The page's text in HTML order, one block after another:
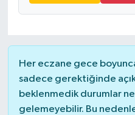
Her eczane gece
sadece gerektiğinde
beklenmedik durumlar
gelemeyebilir. Bu
Bilim